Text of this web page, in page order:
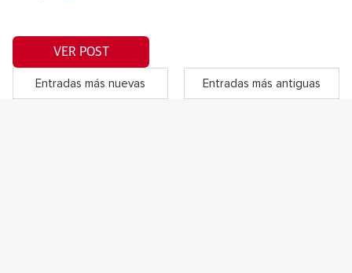
VER POST
Entradas más nuevas Entradas más antiguas